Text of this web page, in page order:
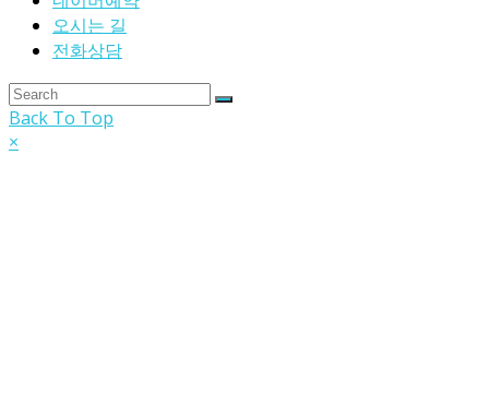
오시는 길
전화상담
Back To Top
×